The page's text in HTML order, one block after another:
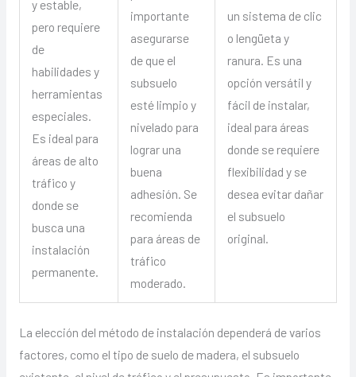
y estable,
pero requiere
de
habilidades y
herramientas
especiales.
Es ideal para
áreas de alto
tráfico y
donde se
busca una
instalación
permanente.
importante
asegurarse
de que el
subsuelo
esté limpio y
nivelado para
lograr una
buena
adhesión. Se
recomienda
para áreas de
tráfico
moderado.
un sistema de clic
o lengüeta y
ranura. Es una
opción versátil y
fácil de instalar,
ideal para áreas
donde se requiere
flexibilidad y se
desea evitar dañar
el subsuelo
original.
La elección del método de instalación dependerá de varios
factores, como el tipo de suelo de madera, el subsuelo